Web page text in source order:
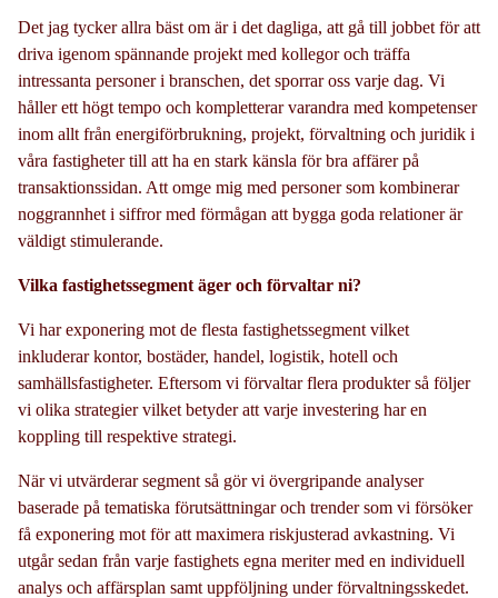
Det jag tycker allra bäst om är i det dagliga, att gå till jobbet för att
driva igenom spännande projekt med kollegor och träffa
intressanta personer i branschen, det sporrar oss varje dag. Vi
håller ett högt tempo och kompletterar varandra med kompetenser
inom allt från energiförbrukning, projekt, förvaltning och juridik i
våra fastigheter till att ha en stark känsla för bra affärer på
transaktionssidan. Att omge mig med personer som kombinerar
noggrannhet i siffror med förmågan att bygga goda relationer är
väldigt stimulerande.
Vilka fastighetssegment äger och förvaltar ni?
Vi har exponering mot de flesta fastighetssegment vilket
inkluderar kontor, bostäder, handel, logistik, hotell och
samhällsfastigheter. Eftersom vi förvaltar flera produkter så följer
vi olika strategier vilket betyder att varje investering har en
koppling till respektive strategi.
När vi utvärderar segment så gör vi övergripande analyser
baserade på tematiska förutsättningar och trender som vi försöker
få exponering mot för att maximera riskjusterad avkastning. Vi
utgår sedan från varje fastighets egna meriter med en individuell
analys och affärsplan samt uppföljning under förvaltningsskedet.